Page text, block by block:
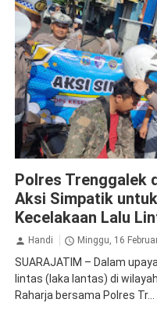
Polres Trenggalek
Aksi Simpatik
Kecelakaan Lalu
Handi Minggu, 16
SUARAJATIM – Dalam
lintas (laka lantas) di
Raharja bersama Polres Tr...